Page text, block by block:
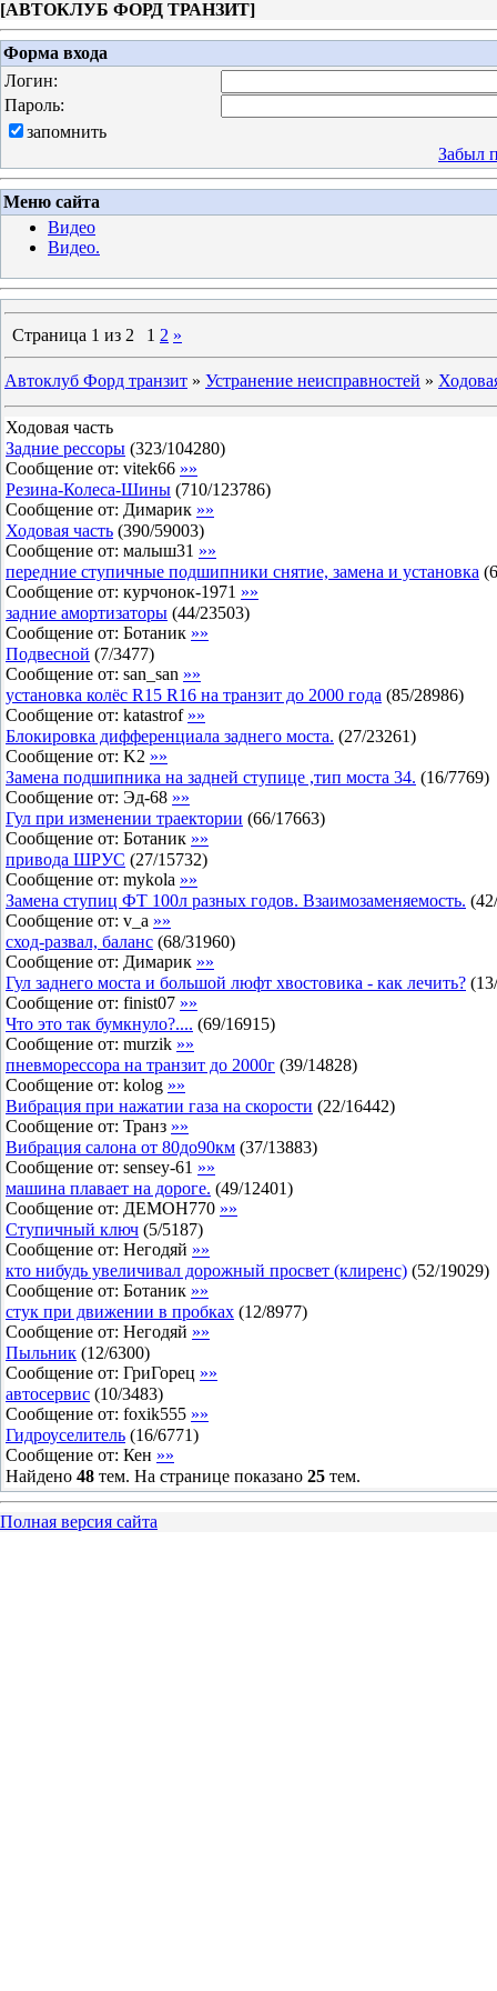
[АВТОКЛУБ ФОРД ТРАНЗИТ]
Форма входа
Логин:
Пароль:
запомнить
Забыл
Меню сайта
Видео
Видео.
Страница 1 из 2 1 2 »
Автоклуб Форд транзит » Устранение неисправностей »
Ходовая часть
Задние рессоры (323/104280)
Сообщение от: vitek66 »»
Резина-Колеса-Шины (710/123786)
Сообщение от: Димарик »»
Ходовая часть (390/59003)
Сообщение от: малыш31 »»
передние ступичные подшипники снятие, замена и установка (
Сообщение от: курчонок-1971 »»
задние амортизаторы (44/23503)
Сообщение от: Ботаник »»
Подвесной (7/3477)
Сообщение от: san_san »»
установка колёс R15 R16 на транзит до 2000 года (85/28986)
Сообщение от: katastrof »»
Блокировка дифференциала заднего моста. (27/23261)
Сообщение от: K2 »»
Замена подшипника на задней ступице ,тип моста 34. (16/7769)
Сообщение от: Эд-68 »»
Гул при изменении траектории (66/17663)
Сообщение от: Ботаник »»
привода ШРУС (27/15732)
Сообщение от: mykola »»
Замена ступиц ФТ 100л разных годов. Взаимозаменяемость. (42/
Сообщение от: v_a »»
сход-развал, баланс (68/31960)
Сообщение от: Димарик »»
Гул заднего моста и большой люфт хвостовика - как лечить? (13/
Сообщение от: finist07 »»
Что это так бумкнуло?.... (69/16915)
Сообщение от: murzik »»
пневморессора на транзит до 2000г (39/14828)
Сообщение от: kolog »»
Вибрация при нажатии газа на скорости (22/16442)
Сообщение от: Транз »»
Вибрация салона от 80до90км (37/13883)
Сообщение от: sensey-61 »»
машина плавает на дороге. (49/12401)
Сообщение от: ДЕМОН770 »»
Ступичный ключ (5/5187)
Сообщение от: Негодяй »»
кто нибудь увеличивал дорожный просвет (клиренс) (52/19029)
Сообщение от: Ботаник »»
стук при движении в пробках (12/8977)
Сообщение от: Негодяй »»
Пыльник (12/6300)
Сообщение от: ГриГорец »»
автосервис (10/3483)
Сообщение от: foxik555 »»
Гидроуселитель (16/6771)
Сообщение от: Кен »»
Найдено 48 тем. На странице показано 25 тем.
Полная версия сайта